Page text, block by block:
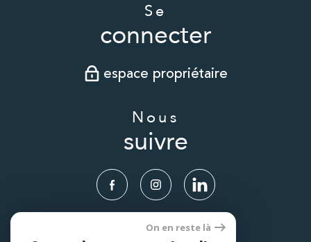
Se
connecter
espace propriétaire
Nous
suivre
Nous
On en reste là